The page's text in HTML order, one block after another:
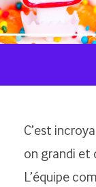
C’est
on grandi et
L’équipe